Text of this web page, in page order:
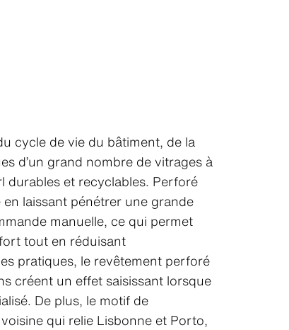
cycle de vie du bâtiment, de la
d’un grand nombre de vitrages à
et recyclables. Perforé
laissant pénétrer une grande
manuelle, ce qui permet
tout en réduisant
pratiques, le revêtement perforé
créent un effet saisissant lorsque
De plus, le motif de
qui relie Lisbonne et Porto,